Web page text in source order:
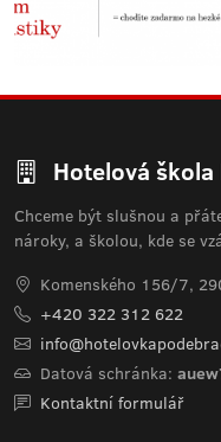
Hotelová
Chceme být slušnou a
nároky, a školou, kde se
Komenského 156/7,
+420 322 312 622
Datová schránka:
Kontaktní formulář